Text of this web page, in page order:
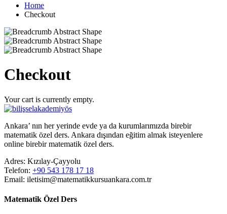
Home
Checkout
Checkout
Your cart is currently empty.
Ankara’ nın her yerinde evde ya da kurumlarımızda birebir
matematik özel ders. Ankara dışından eğitim almak isteyenlere
online birebir matematik özel ders.
Adres: Kızılay-Çayyolu
Telefon: +90 543 178 17 18
Email: iletisim@matematikkursuankara.com.tr
Matematik Özel Ders